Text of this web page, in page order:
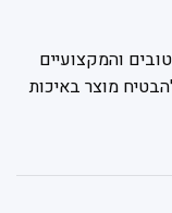
והמקצועיים
מוצר באיכות